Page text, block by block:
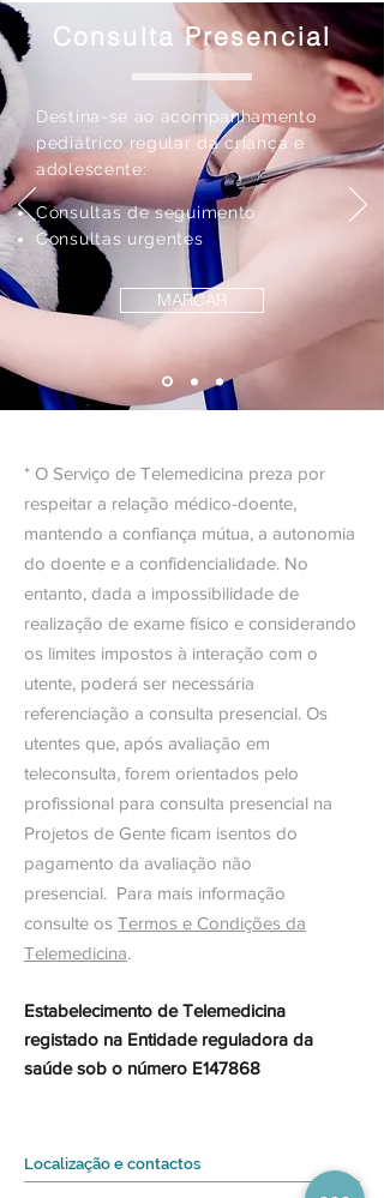
Consulta Presencial
Destina-se ao acompanhamento
pediátrico regular da criança e
adolescente:
Consultas de seguimento
Consultas urgentes
MARCAR
* O Serviço de Telemedicina preza por
respeitar a relação médico-doente,
mantendo a confiança mútua, a autonomia
do doente e a confidencialidade. No
entanto, dada a impossibilidade de
realização de exame físico e considerando
os limites impostos à interação com o
utente, poderá ser necessária
referenciação a consulta presencial. Os
utentes que, após avaliação em
teleconsulta, forem orientados pelo
profissional para consulta presencial na
Projetos de Gente ficam isentos do
pagamento da avaliação não
presencial. Para mais informação
consulte os Termos e Condições da
Telemedicina.
Estabelecimento de Telemedicina
registado na Entidade reguladora da
saúde sob o número E147868
Localização e contactos